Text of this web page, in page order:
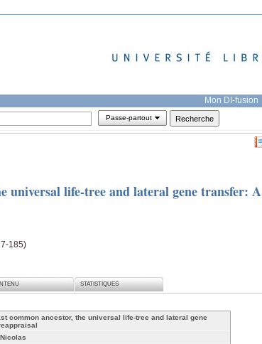
Mon DI-fusion
Passe-partout
universal life-tree and lateral gene transfer: A
185)
STATISTIQUES
common ancestor, the universal life-tree and lateral gene